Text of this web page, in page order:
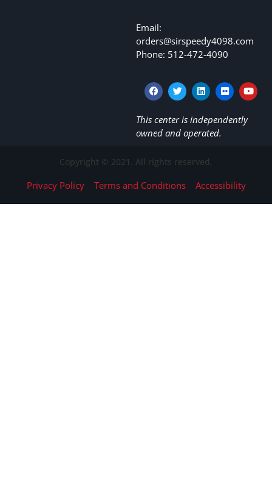
Email:
orders@sirspeedy4098.com
Phone: 512-472-4090
This center is independently
owned and operated.
Copyright © 2021. All rights reserved.
Privacy Policy Terms and Conditions Accessibility